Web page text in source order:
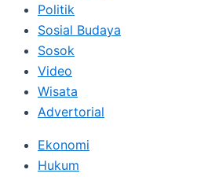
Politik
Sosial Budaya
Sosok
Video
Wisata
Advertorial
Ekonomi
Hukum